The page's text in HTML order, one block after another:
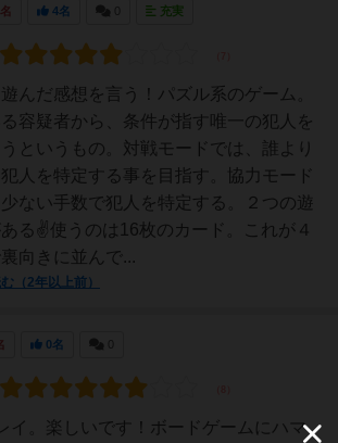
4名 充実
んだ感想を言う！パズル系のゲーム。
容疑者から、条件が指す唯一の犯人を
というもの。対戦モードでは、誰より
犯人を特定する事を目指す。協力モード
ない手数で犯人を特定する。２つの遊
る✌使うのは16枚のカード。これが４
裏向きに並んで...
（2年以上前）
0名
イ。楽しいです！ボードゲームにハマ